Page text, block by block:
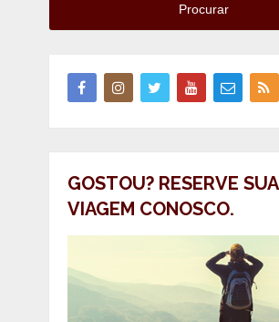
Procurar
GOSTOU? RESERVE SUA
VIAGEM CONOSCO.